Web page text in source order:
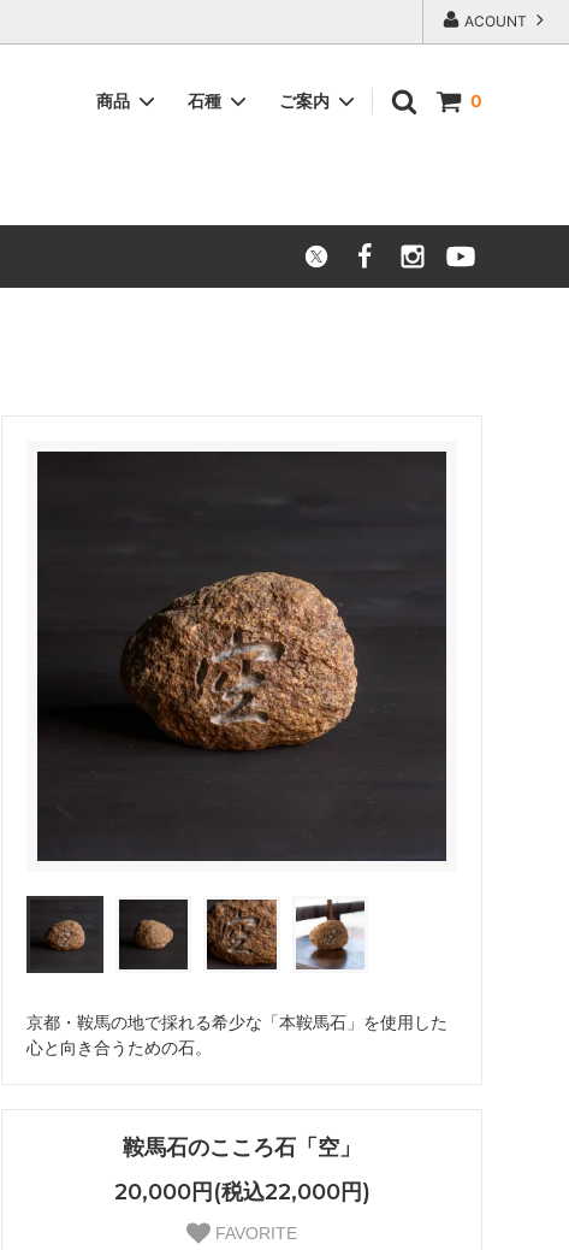
ACOUNT
0
商品 石種 ご案内
店舗アクセス
京都・鞍馬の地で採れる希少な「本鞍馬石」を使用した
心と向き合うための石。
鞍馬石のこころ石「空」
20,000円(税込22,000円)
FAVORITE